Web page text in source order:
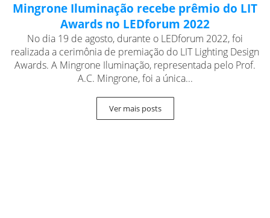
Mingrone Iluminação recebe prêmio do LIT
Awards no LEDforum 2022
No dia 19 de agosto, durante o LEDforum 2022, foi
realizada a cerimônia de premiação do LIT Lighting Design
Awards. A Mingrone Iluminação, representada pelo Prof.
A.C. Mingrone, foi a única...
Ver mais posts